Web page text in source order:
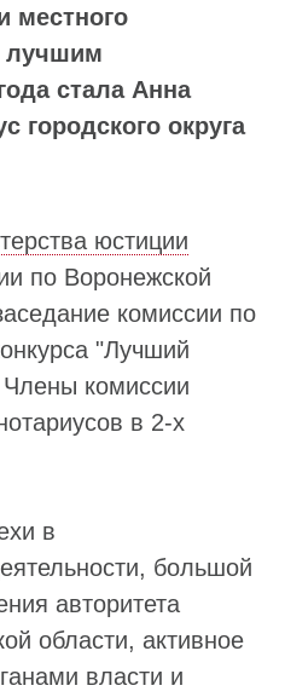
местного
лучшим
стала Анна
городского округа
юстиции
по Воронежской
комиссии по
"Лучший
Члены комиссии
в 2-х
в
большой
авторитета
области, активное
власти и